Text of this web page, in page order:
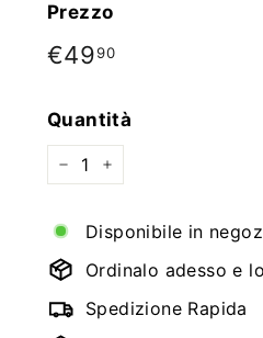
Prezzo
Prezzo
€4990
Quantità
− +
Disponibile in
Ordinalo adesso e
Spedizione Rapida